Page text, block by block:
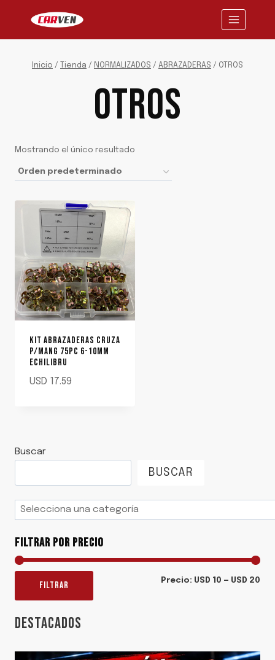
contenido
Inicio / Tienda / NORMALIZADOS / ABRAZADERAS / OTROS
OTROS
Mostrando el único resultado
KIT ABRAZADERAS CRUZA
P/MANG 75PC 6-10MM
ECHILIBRU
USD 17.59
Buscar
BUSCAR
Selecciona
una
categoría
FILTRAR POR PRECIO
FILTRAR Precio: USD 10 — USD 20
DESTACADOS